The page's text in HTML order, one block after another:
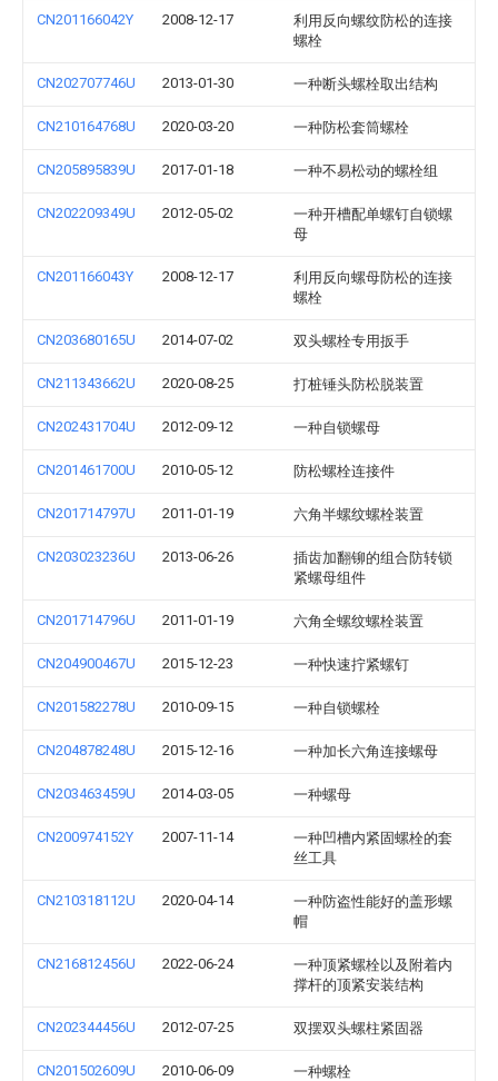
CN201166042Y 2008-12-17
利用反向螺纹防松的连接
螺栓
CN202707746U 2013-01-30 一种断头螺栓取出结构
CN210164768U 2020-03-20 一种防松套筒螺栓
CN205895839U 2017-01-18 一种不易松动的螺栓组
CN202209349U 2012-05-02
一种开槽配单螺钉自锁螺
母
CN201166043Y 2008-12-17
利用反向螺母防松的连接
螺栓
CN203680165U 2014-07-02 双头螺栓专用扳手
CN211343662U 2020-08-25 打桩锤头防松脱装置
CN202431704U 2012-09-12 一种自锁螺母
CN201461700U 2010-05-12 防松螺栓连接件
CN201714797U 2011-01-19 六角半螺纹螺栓装置
CN203023236U 2013-06-26
插齿加翻铆的组合防转锁
紧螺母组件
CN201714796U 2011-01-19 六角全螺纹螺栓装置
CN204900467U 2015-12-23 一种快速拧紧螺钉
CN201582278U 2010-09-15 一种自锁螺栓
CN204878248U 2015-12-16 一种加长六角连接螺母
CN203463459U 2014-03-05 一种螺母
CN200974152Y 2007-11-14
一种凹槽内紧固螺栓的套
丝工具
CN210318112U 2020-04-14
一种防盗性能好的盖形螺
帽
CN216812456U 2022-06-24
一种顶紧螺栓以及附着内
撑杆的顶紧安装结构
CN202344456U 2012-07-25 双摆双头螺柱紧固器
CN201502609U 2010-06-09 一种螺栓